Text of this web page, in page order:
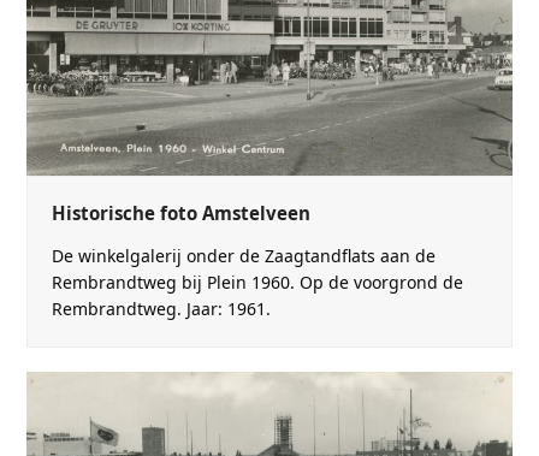
Historische foto Amstelveen
De winkelgalerij onder de Zaagtandflats aan de
Rembrandtweg bij Plein 1960. Op de voorgrond de
Rembrandtweg. Jaar: 1961.